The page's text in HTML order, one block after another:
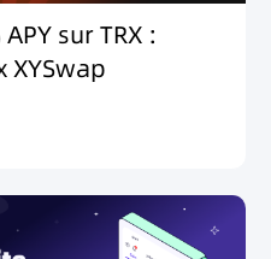
sur TRX :
XYSwap